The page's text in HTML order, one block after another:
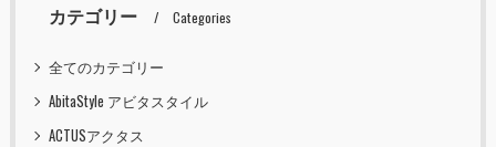
カテゴリー Categories
全てのカテゴリー
AbitaStyle アビタスタイル
ACTUSアクタス